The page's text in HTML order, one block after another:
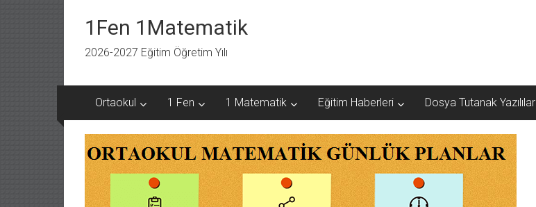
1Fen 1Matematik
2026-2027 Eğitim Öğretim Yılı
Ortaokul 1 Fen 1 Matematik Eğitim Haberleri Dosya Tutanak Yazılılar